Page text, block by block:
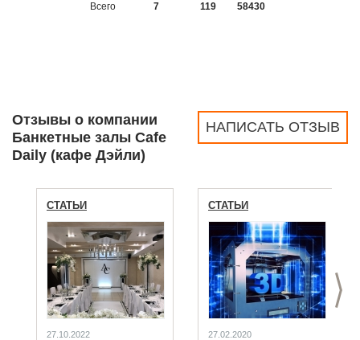
Всего
7 119 58430
НАПИСАТЬ ОТЗЫВ
Отзывы о компании
Банкетные залы Сafe
Daily (кафе Дэйли)
>
СТАТЬИ
27.10.2022
СТАТЬИ
27.02.2020